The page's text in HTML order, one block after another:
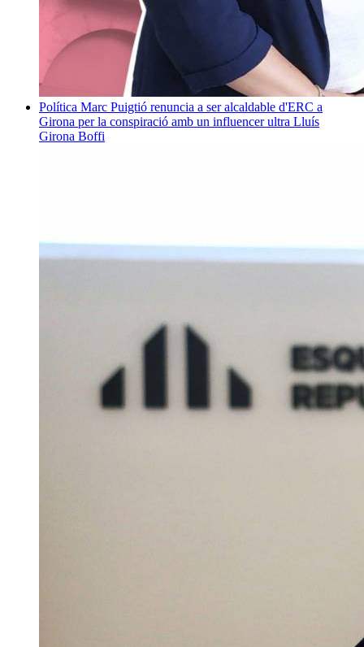
Política Marc Puigtió renuncia a ser alcaldable d'ERC a
Girona per la conspiració amb un influencer ultra Lluís
Girona Boffi